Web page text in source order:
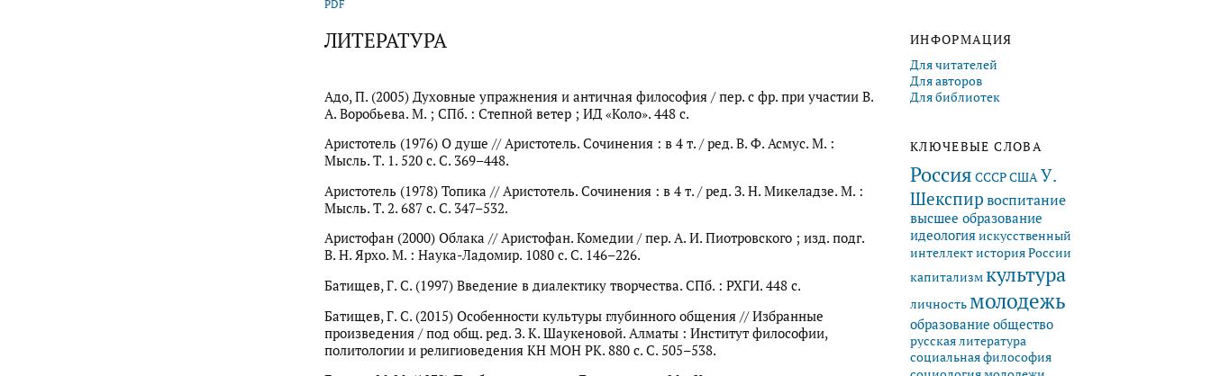
ИНФОРМАЦИЯ
Для читателей
Для авторов
Для библиотек
КЛЮЧЕВЫЕ СЛОВА
Россия СССРСШАУ.
Шекспир воспитание
высшее образование
идеологияискусственный
интеллектистория России
капитализм культура
личностьмолодежь
образование общество
русская литература
социальная философия
PDF
ЛИТЕРАТУРА
Адо, П. (2005) Духовные упражнения и античная философия / пер. с фр. при участии В.
А. Воробьева. М. ; СПб. : Степной ветер ; ИД «Коло». 448 с.
Аристотель (1976) О душе // Аристотель. Сочинения : в 4 т. / ред. В. Ф. Асмус. М. :
Мысль. Т. 1. 520 с. С. 369–448.
Аристотель (1978) Топика // Аристотель. Сочинения : в 4 т. / ред. З. Н. Микеладзе. М. :
Мысль. Т. 2. 687 с. С. 347–532.
Аристофан (2000) Облака // Аристофан. Комедии / пер. А. И. Пиотровского ; изд. подг.
В. Н. Ярхо. М. : Наука-Ладомир. 1080 с. С. 146–226.
Батищев, Г. С. (1997) Введение в диалектику творчества. СПб. : РХГИ. 448 с.
Батищев, Г. С. (2015) Особенности культуры глубинного общения // Избранные
произведения / под общ. ред. З. К. Шаукеновой. Алматы : Институт философии,
политологии и религиоведения КН МОН РК. 880 с. С. 505–538.